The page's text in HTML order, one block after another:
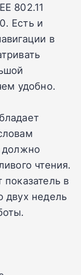
802.11
Есть и
в
удобно.
должно
чтения.
в
двух недель